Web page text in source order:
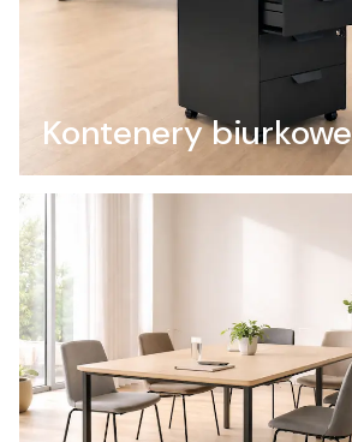
Kontenery biurkowe